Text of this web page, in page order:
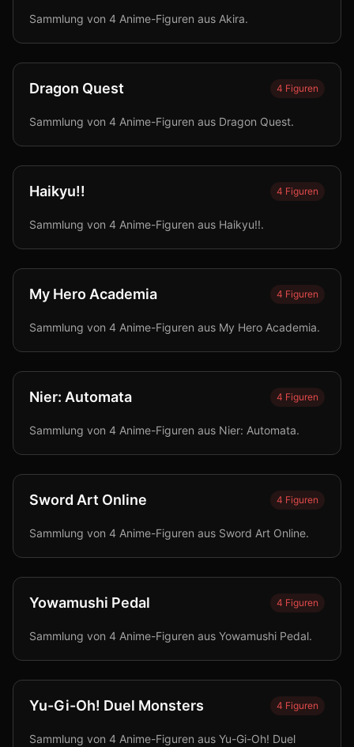
Sammlung von 4 Anime-Figuren aus Akira.
Dragon Quest 4 Figuren
Sammlung von 4 Anime-Figuren aus Dragon Quest.
Haikyu!! 4 Figuren
Sammlung von 4 Anime-Figuren aus Haikyu!!.
My Hero Academia 4 Figuren
Sammlung von 4 Anime-Figuren aus My Hero Academia.
Nier: Automata 4 Figuren
Sammlung von 4 Anime-Figuren aus Nier: Automata.
Sword Art Online 4 Figuren
Sammlung von 4 Anime-Figuren aus Sword Art Online.
Yowamushi Pedal 4 Figuren
Sammlung von 4 Anime-Figuren aus Yowamushi Pedal.
Yu-Gi-Oh! Duel Monsters 4 Figuren
Sammlung von 4 Anime-Figuren aus Yu-Gi-Oh! Duel